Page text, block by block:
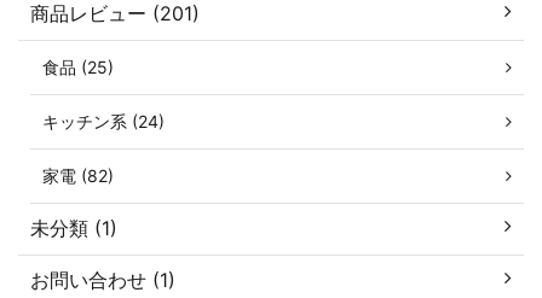
商品レビュー (201)
食品 (25)
キッチン系 (24)
家電 (82)
未分類 (1)
お問い合わせ (1)